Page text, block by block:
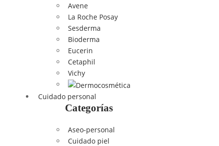
Avene
La Roche Posay
Sesderma
Bioderma
Eucerin
Cetaphil
Vichy
Cuidado personal
Categorías
Aseo-personal
Cuidado piel